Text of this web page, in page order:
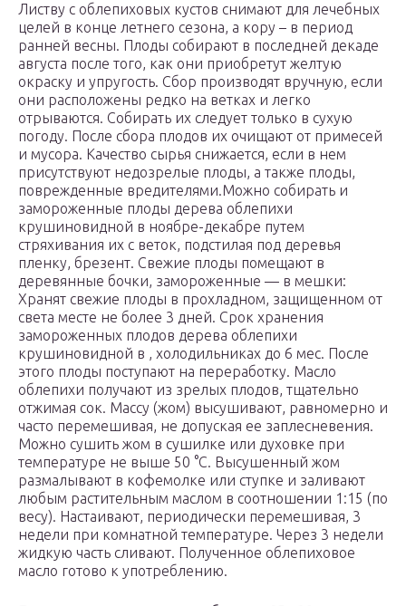
Листву с облепиховых кустов снимают для лечебных
целей в конце летнего сезона, а кору – в период
ранней весны. Плоды собирают в последней декаде
августа после того, как они приобретут желтую
окраску и упругость. Сбор производят вручную, если
они расположены редко на ветках и легко
отрываются. Собирать их следует только в сухую
погоду. После сбора плодов их очищают от примесей
и мусора. Качество сырья снижается, если в нем
присутствуют недозрелые плоды, а также плоды,
поврежденные вредителями.Можно собирать и
замороженные плоды дерева облепихи
крушиновидной в ноябре-декабре путем
стряхивания их с веток, подстилая под деревья
пленку, брезент. Свежие плоды помещают в
деревянные бочки, замороженные — в мешки:
Хранят свежие плоды в прохладном, защищенном от
света месте не более 3 дней. Срок хранения
замороженных плодов дерева облепихи
крушиновидной в , холодильниках до 6 мес. После
этого плоды поступают на переработку. Масло
облепихи получают из зрелых плодов, тщательно
отжимая сок. Массу (жом) высушивают, равномерно и
часто перемешивая, не допуская ее заплесневения.
Можно сушить жом в сушилке или духовке при
температуре не выше 50 °С. Высушенный жом
размалывают в кофемолке или ступке и заливают
любым растительным маслом в соотношении 1:15 (по
весу). Настаивают, периодически перемешивая, 3
недели при комнатной температуре. Через 3 недели
жидкую часть сливают. Полученное облепиховое
масло готово к употреблению.